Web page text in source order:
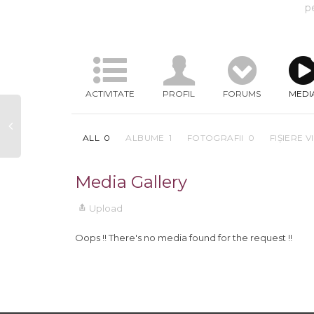
ACTIVITATE PROFIL FORUMS
ALL 0 ALBUME 1 FOTOGRAFII 0 FIȘIERE
Media Gallery
Upload
Oops !! There's no media found for the request !!